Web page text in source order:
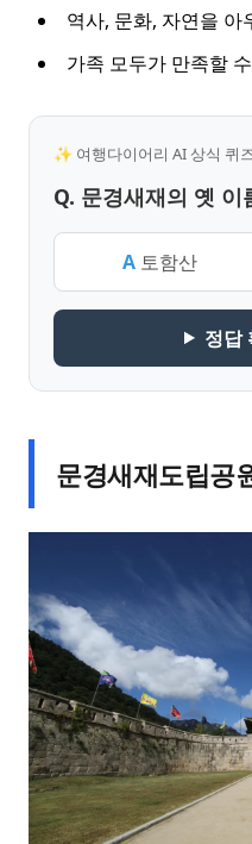
역사, 문화, 자연을 아
가족 모두가 만족할
✨ 여행다이어리 AI 상식 퀴
Q. 문경새재의 옛 이
A 토함산
정답
문경새재도립공